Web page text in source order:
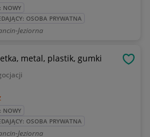
NOWY
OSOBA PRYWATNA
Jeziorna
metal, plastik, gumki
NOWY
OSOBA PRYWATNA
Jeziorna